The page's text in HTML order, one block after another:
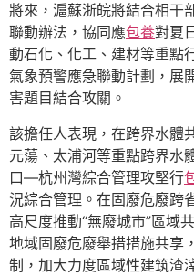
將來，滬蘇浙皖將結合相干
聯動辦法，協同應包養對夏
動石化、化工、建材等重點
氣象預警應急聯動計劃，展
害題目結合攻關。
該擔任人表現，在跨界水體
元蕩、太浦河等重點跨界水
口—杭州灣綜合管理攻堅行
況綜合管理。在固廢危廢跨
高尺度推動“無廢城市”區域
地域固廢危廢舉措措施共享
制，加大力度區域性建筑渣